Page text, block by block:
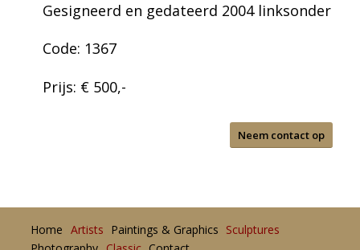
Gesigneerd en gedateerd 2004 linksonder
Code: 1367
Prijs: € 500,-
Neem contact op
Home Artists Paintings & Graphics Sculptures